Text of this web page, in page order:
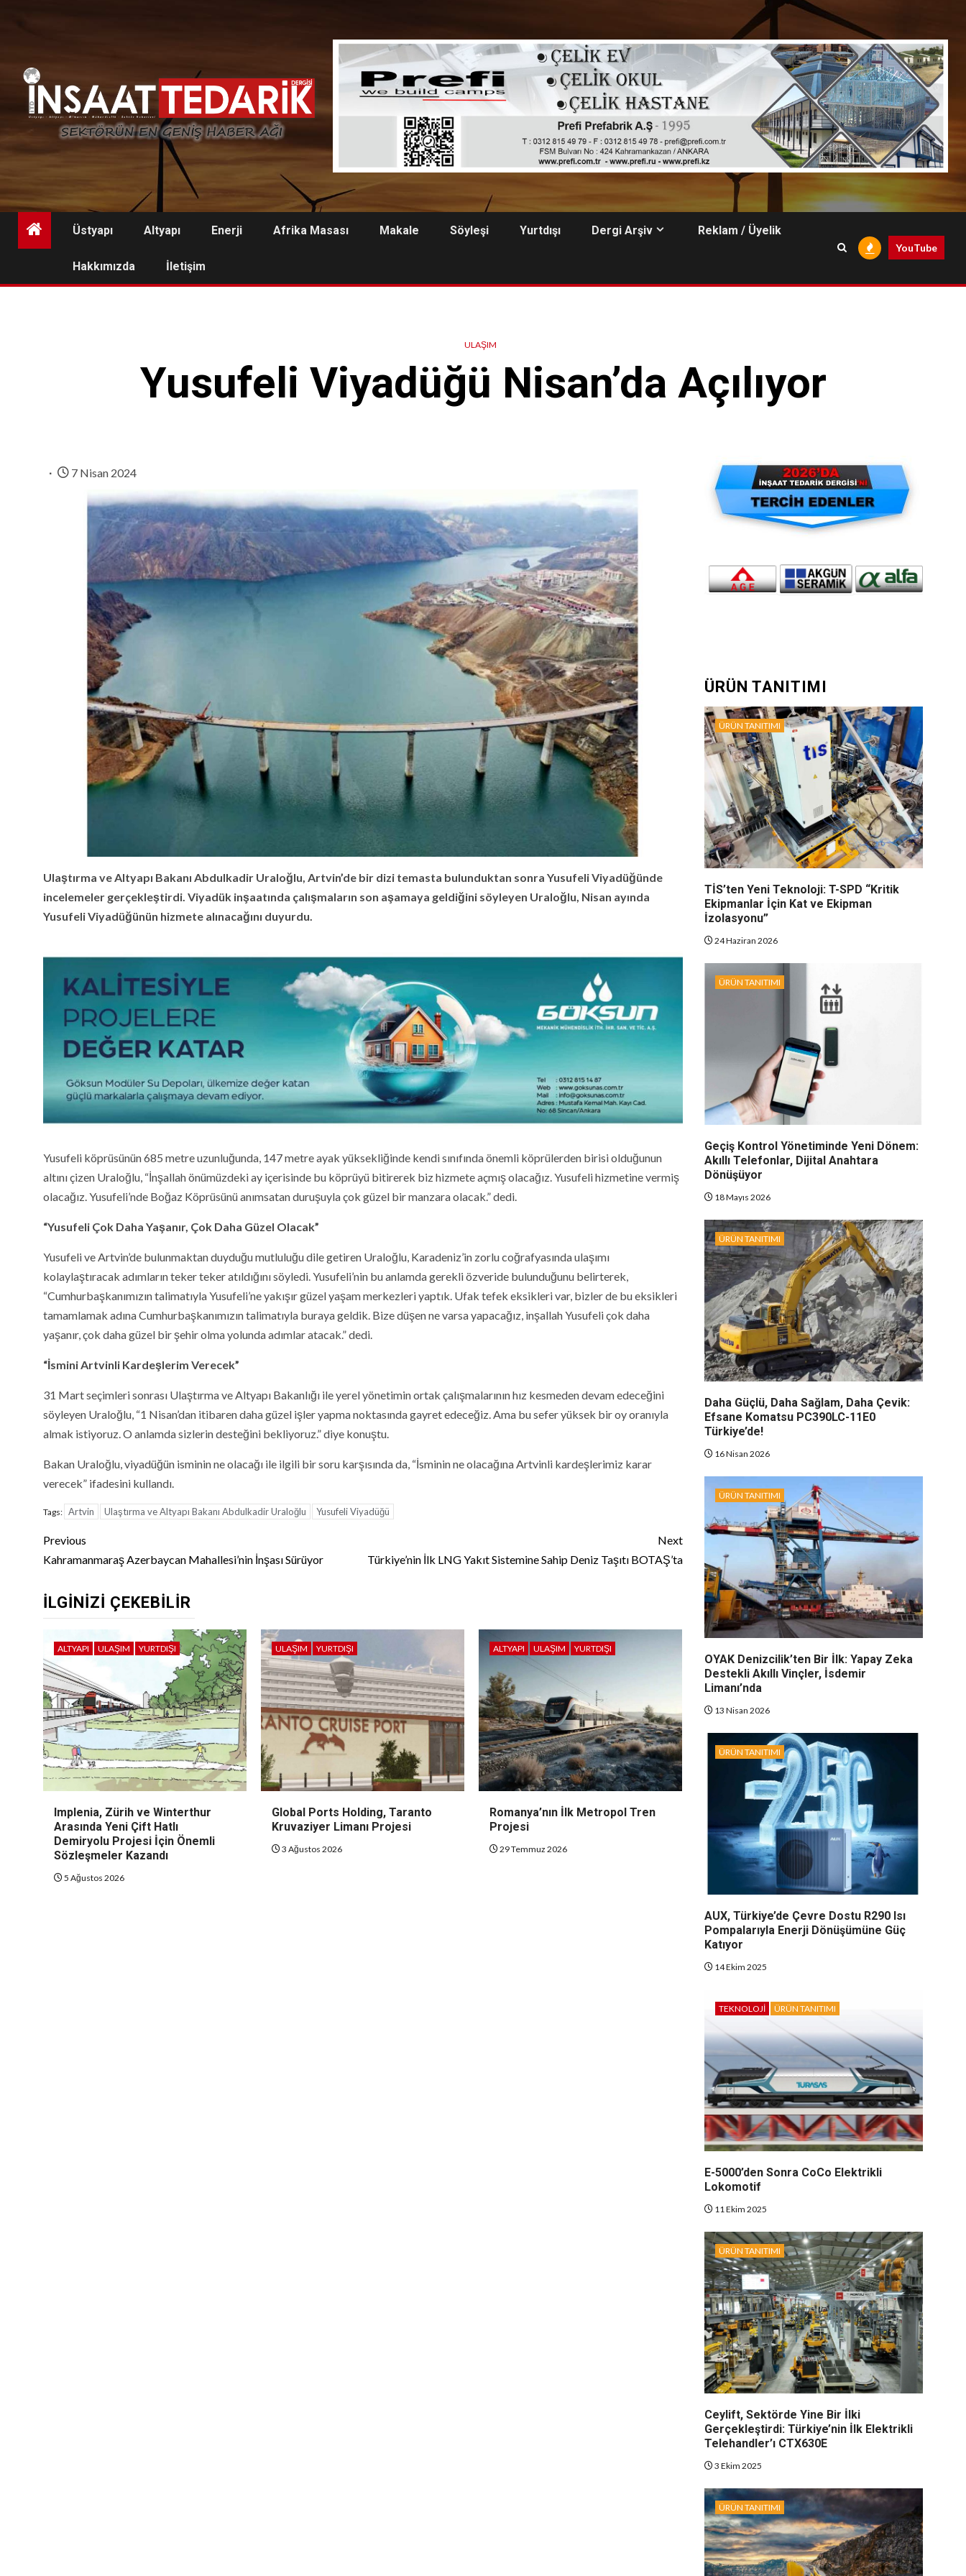
Üstyapı Altyapı Enerji Afrika Masası Makale Söyleşi Yurtdışı Dergi Arşiv Reklam / Üyelik
Hakkımızda İletişim
YouTube
ULAŞIM
Yusufeli Viyadüğü Nisan’da Açılıyor
7 Nisan 2024
Ulaştırma ve Altyapı Bakanı Abdulkadir Uraloğlu, Artvin’de bir dizi temasta bulunduktan sonra Yusufeli Viyadüğünde
incelemeler gerçekleştirdi. Viyadük inşaatında çalışmaların son aşamaya geldiğini söyleyen Uraloğlu, Nisan ayında
Yusufeli Viyadüğünün hizmete alınacağını duyurdu.
Yusufeli köprüsünün 685 metre uzunluğunda, 147 metre ayak yüksekliğinde kendi sınıfında önemli köprülerden birisi olduğunun
altını çizen Uraloğlu, “İnşallah önümüzdeki ay içerisinde bu köprüyü bitirerek biz hizmete açmış olacağız. Yusufeli hizmetine vermiş
olacağız. Yusufeli’nde Boğaz Köprüsünü anımsatan duruşuyla çok güzel bir manzara olacak.” dedi.
“Yusufeli Çok Daha Yaşanır, Çok Daha Güzel Olacak”
Yusufeli ve Artvin’de bulunmaktan duyduğu mutluluğu dile getiren Uraloğlu, Karadeniz’in zorlu coğrafyasında ulaşımı
kolaylaştıracak adımların teker teker atıldığını söyledi. Yusufeli’nin bu anlamda gerekli özveride bulunduğunu belirterek,
“Cumhurbaşkanımızın talimatıyla Yusufeli’ne yakışır güzel yaşam merkezleri yaptık. Ufak tefek eksikleri var, bizler de bu eksikleri
tamamlamak adına Cumhurbaşkanımızın talimatıyla buraya geldik. Bize düşen ne varsa yapacağız, inşallah Yusufeli çok daha
yaşanır, çok daha güzel bir şehir olma yolunda adımlar atacak.” dedi.
“İsmini Artvinli Kardeşlerim Verecek”
31 Mart seçimleri sonrası Ulaştırma ve Altyapı Bakanlığı ile yerel yönetimin ortak çalışmalarının hız kesmeden devam edeceğini
söyleyen Uraloğlu, “1 Nisan’dan itibaren daha güzel işler yapma noktasında gayret edeceğiz. Ama bu sefer yüksek bir oy oranıyla
almak istiyoruz. O anlamda sizlerin desteğini bekliyoruz.” diye konuştu.
Bakan Uraloğlu, viyadüğün isminin ne olacağı ile ilgili bir soru karşısında da, “İsminin ne olacağına Artvinli kardeşlerimiz karar
verecek” ifadesini kullandı.
Tags: Artvin Ulaştırma ve Altyapı Bakanı Abdulkadir Uraloğlu Yusufeli Viyadüğü
Continue
Reading
Previous
Kahramanmaraş Azerbaycan Mahallesi’nin İnşası Sürüyor
Next
Türkiye’nin İlk LNG Yakıt Sistemine Sahip Deniz Taşıtı BOTAŞ’ta
İLGINIZI ÇEKEBILIR
ALTYAPI ULAŞIM YURTDIŞI
Implenia, Zürih ve Winterthur
Arasında Yeni Çift Hatlı
Demiryolu Projesi İçin Önemli
Sözleşmeler Kazandı
5 Ağustos 2026
ULAŞIM YURTDIŞI
Global Ports Holding, Taranto
Kruvaziyer Limanı Projesi
3 Ağustos 2026
ALTYAPI ULAŞIM YURTDIŞI
Romanya’nın İlk Metropol Tren
Projesi
29 Temmuz 2026
ÜRÜN TANITIMI
ÜRÜN TANITIMI
TİS’ten Yeni Teknoloji: T-SPD “Kritik
Ekipmanlar İçin Kat ve Ekipman
İzolasyonu”
24 Haziran 2026
ÜRÜN TANITIMI
Geçiş Kontrol Yönetiminde Yeni Dönem:
Akıllı Telefonlar, Dijital Anahtara
Dönüşüyor
18 Mayıs 2026
ÜRÜN TANITIMI
Daha Güçlü, Daha Sağlam, Daha Çevik:
Efsane Komatsu PC390LC-11E0
Türkiye’de!
16 Nisan 2026
ÜRÜN TANITIMI
OYAK Denizcilik’ten Bir İlk: Yapay Zeka
Destekli Akıllı Vinçler, İsdemir
Limanı’nda
13 Nisan 2026
ÜRÜN TANITIMI
AUX, Türkiye’de Çevre Dostu R290 Isı
Pompalarıyla Enerji Dönüşümüne Güç
Katıyor
14 Ekim 2025
TEKNOLOJI ÜRÜN TANITIMI
E-5000’den Sonra CoCo Elektrikli
Lokomotif
11 Ekim 2025
ÜRÜN TANITIMI
Ceylift, Sektörde Yine Bir İlki
Gerçekleştirdi: Türkiye’nin İlk Elektrikli
Telehandler’ı CTX630E
3 Ekim 2025
ÜRÜN TANITIMI